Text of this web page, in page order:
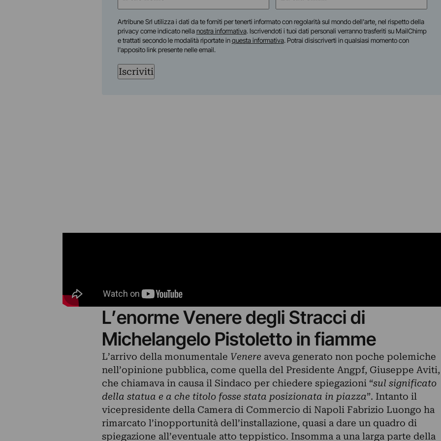
Artribune Srl utilizza i dati da te forniti per tenerti informato con regolarità sul mondo dell'arte, nel rispetto della
privacy come indicato nellanostra informativa. Iscrivendoti i tuoi dati personali verranno trasferiti su MailChimp
e trattati secondo le modalità riportate inquesta informativa. Potrai disiscriverti in qualsiasi momento con
l'apposito link presente nelle email.
Iscriviti
L’enorme Venere degli Stracci di
Michelangelo Pistoletto in fiamme
L’arrivo della monumentale Venere aveva generato non poche polemiche
nell’opinione pubblica, come quella del Presidente Angpf, Giuseppe Aviti,
che chiamava in causa il Sindaco per chiedere spiegazioni “sul significato
della statua e a che titolo fosse stata posizionata in piazza”. Intanto il
vicepresidente della Camera di Commercio di Napoli Fabrizio Luongo ha
rimarcato l’inopportunità dell’installazione, quasi a dare un quadro di
spiegazione all’eventuale atto teppistico. Insomma a una larga parte della